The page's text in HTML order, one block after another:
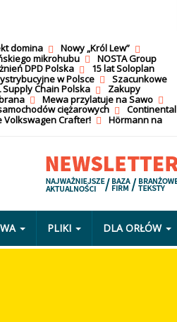
domina
Nowy „Król Lew”
mikrohubu
NOSTA Group
DPD Polska
15 lat Soloplan
w Polsce
Szacunkowe
Chain Polska
Zakupy
Mewa przylatuje na Sawo
ciężarowych
Continental
Volkswagen Crafter!
Hörmann na
PLIKI DLA ORŁÓW